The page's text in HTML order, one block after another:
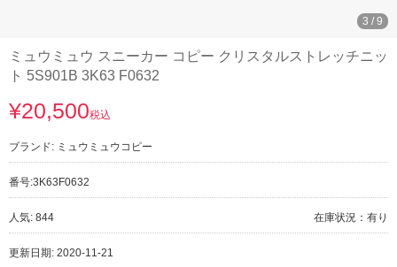
3 / 9
ミュウミュウ スニーカー コピー クリスタルストレッチニッ
ト 5S901B 3K63 F0632
¥20,500税込
ブランド: ミュウミュウコピー
番号:3K63F0632
人気: 844 在庫状況：有り
更新日期: 2020-11-21